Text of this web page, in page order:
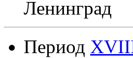
Ленинград
Период